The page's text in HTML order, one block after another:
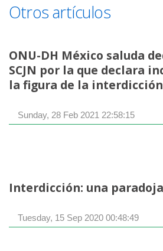
Otros artículos
ONU-DH México saluda
SCJN por la que declara
la figura de la interdicción
Sunday, 28 Feb 2021 22:58:15
Interdicción: una paradoja
Tuesday, 15 Sep 2020 00:48:49